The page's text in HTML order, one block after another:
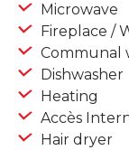
Microwave
Fireplace /
Communal
Dishwasher
Heating
Accès
Hair dryer